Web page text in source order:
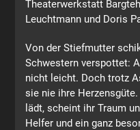
Theaterwerkstatt
Leuchtmann und Doris
Von der Stiefmutter
Schwestern verspottet:
nicht leicht. Doch trotz
sie nie ihre Herzensgüte.
lädt, scheint ihr Traum
Helfer und ein ganz